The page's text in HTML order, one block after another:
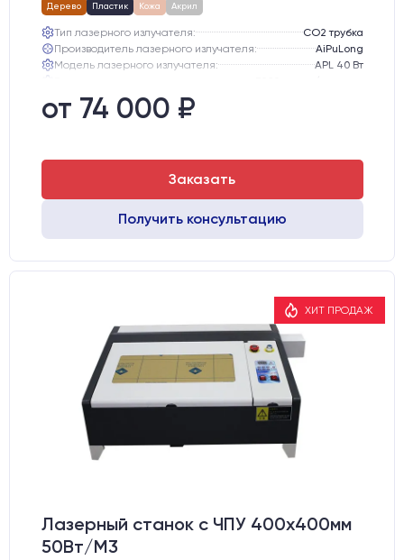
Дерево Пластик Кожа Акрил
Тип лазерного излучателя:
СО2 трубка
Производитель лазерного излучателя:
AiPuLong
Модель лазерного излучателя:
APL 40 Вт
Линза:
Зеркала:
от 74 000 ₽
Заказать
Получить консультацию
ХИТ ПРОДАЖ
Лазерный станок c ЧПУ 400х400мм
50Вт/М3